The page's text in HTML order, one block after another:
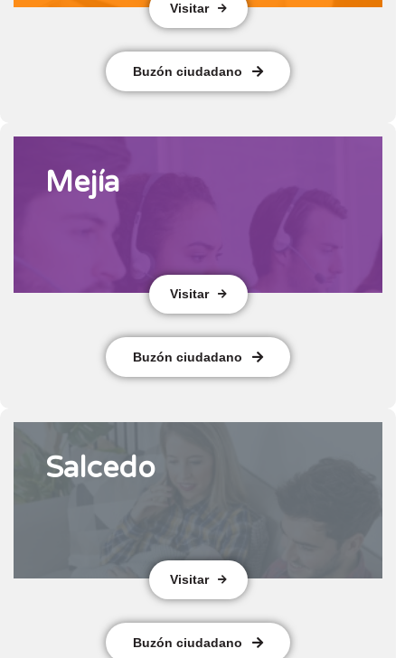
Visitar
Buzón ciudadano
Mejía
Visitar
Buzón ciudadano
Salcedo
Visitar
Buzón ciudadano